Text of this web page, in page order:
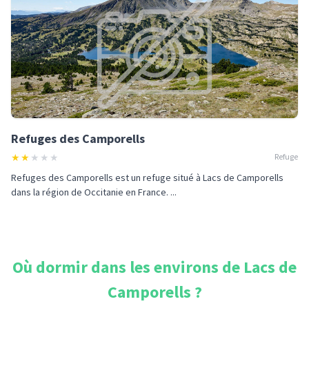
Refuges des Camporells
★★ ★ ★ ★ Refuge
Refuges des Camporells est un refuge situé à Lacs de Camporells
dans la région de Occitanie en France. ...
Où dormir dans les environs de Lacs de
Camporells ?